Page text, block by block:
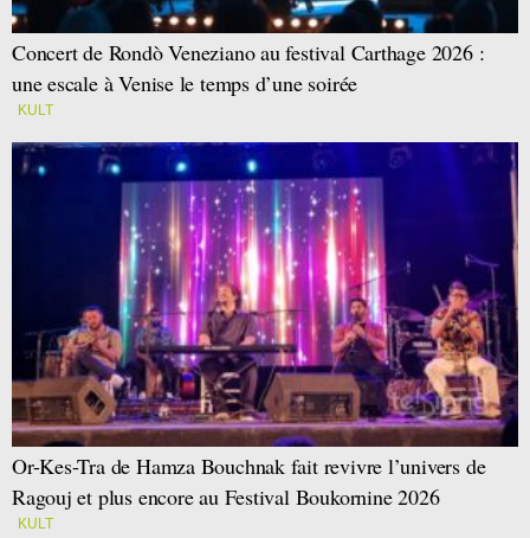
Concert de Rondò Veneziano au festival Carthage 2026 :
une escale à Venise le temps d’une soirée
KULT
Or-Kes-Tra de Hamza Bouchnak fait revivre l’univers de
Ragouj et plus encore au Festival Boukornine 2026
KULT